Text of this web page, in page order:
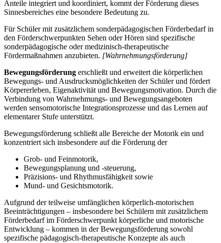
Anteile integriert und koordiniert, kommt der Förderung dieses
Sinnesbereiches eine besondere Bedeutung zu.
Für Schüler mit zusätzlichem sonderpädagogischen Förderbedarf in
den Förderschwerpunkten Sehen oder Hören sind spezifische
sonderpädagogische oder medizinisch-therapeutische
Fördermaßnahmen anzubieten. [Wahrnehmungsförderung]
Bewegungsförderung erschließt und erweitert die körperlichen
Bewegungs- und Ausdrucksmöglichkeiten der Schüler und fördert
Körpererleben, Eigenaktivität und Bewegungsmotivation. Durch die
Verbindung von Wahrnehmungs- und Bewegungsangeboten
werden sensomotorische Integrationsprozesse und das Lernen auf
elementarer Stufe unterstützt.
Bewegungsförderung schließt alle Bereiche der Motorik ein und
konzentriert sich insbesondere auf die Förderung der
Grob- und Feinmotorik,
Bewegungsplanung und -steuerung,
Präzisions- und Rhythmusfähigkeit sowie
Mund- und Gesichtsmotorik.
Aufgrund der teilweise umfänglichen körperlich-motorischen
Beeinträchtigungen – insbesondere bei Schülern mit zusätzlichem
Förderbedarf im Förderschwerpunkt körperliche und motorische
Entwicklung – kommen in der Bewegungsförderung sowohl
spezifische pädagogisch-therapeutische Konzepte als auch